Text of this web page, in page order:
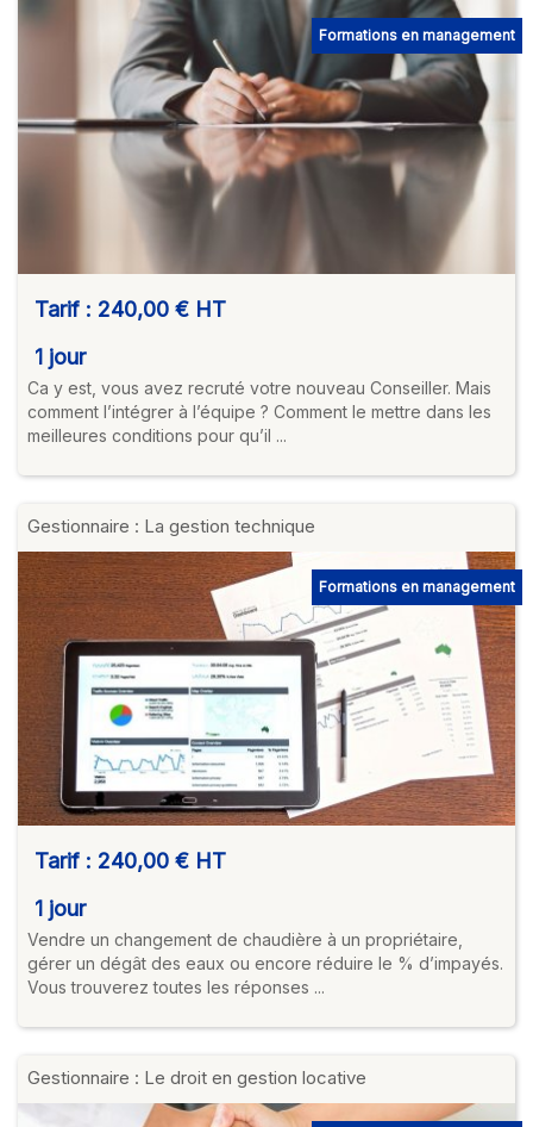
Formations en management
Tarif : 240,00 € HT
1 jour
Ca y est, vous avez recruté votre nouveau Conseiller. Mais
comment l’intégrer à l’équipe ? Comment le mettre dans les
meilleures conditions pour qu’il ...
Gestionnaire : La gestion technique
Formations en management
Tarif : 240,00 € HT
1 jour
Vendre un changement de chaudière à un propriétaire,
gérer un dégât des eaux ou encore réduire le % d’impayés.
Vous trouverez toutes les réponses ...
Gestionnaire : Le droit en gestion locative